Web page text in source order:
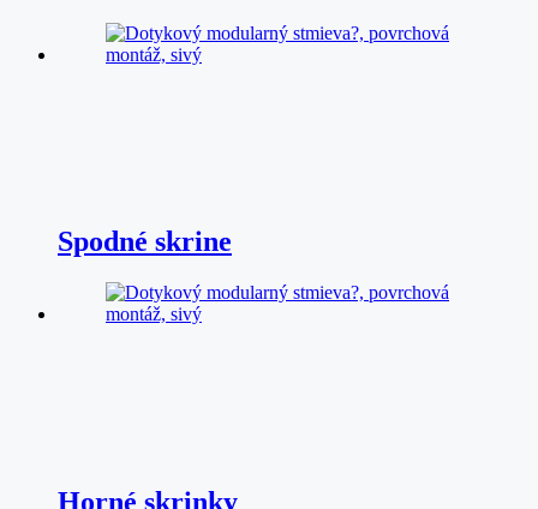
Spodné skrine
Horné skrinky